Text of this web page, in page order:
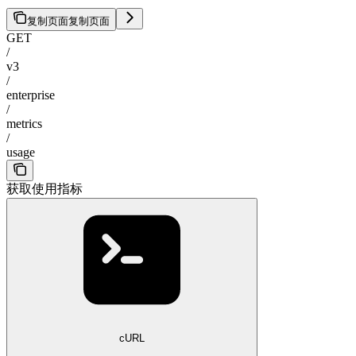
复制页面复制页面
GET
/
v3
/
enterprise
/
metrics
/
usage
获取使用指标
cURL